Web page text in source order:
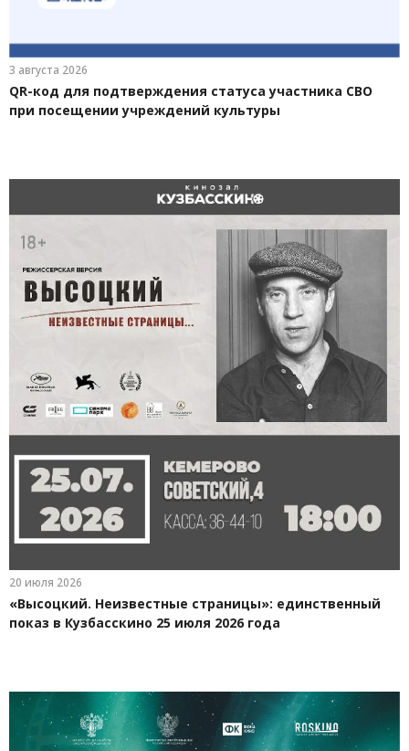
3 августа 2026
QR-код для подтверждения статуса участника СВО
при посещении учреждений культуры
20 июля 2026
«Высоцкий. Неизвестные страницы»: единственный
показ в Кузбасскино 25 июля 2026 года